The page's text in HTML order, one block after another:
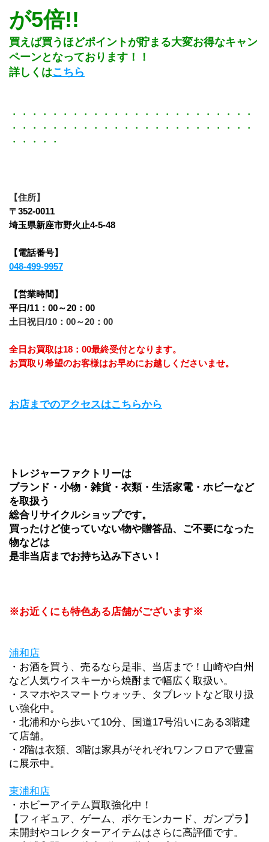
が5倍!!
買えば買うほどポイントが貯まる大変お得なキャン
ペーンとなっております！！
詳しくはこちら
・・・・・・・・・・・・・・・・・・・・・・・・
・・・・・・・・・・・・・・・・・・・・・・・・
・・・・・
【住所】
〒352-0011
埼玉県新座市野火止4-5-48
【電話番号】
048-499-9957
【営業時間】
平日/11：00～20：00
土日祝日/10：00～20：00
全日お買取は18：00最終受付となります。
お買取り希望のお客様はお早めにお越しくださいませ。
お店までのアクセスはこちらから
トレジャーファクトリーは
ブランド・小物・雑貨・衣類・生活家電・ホビーなど
を取扱う
総合リサイクルショップです。
買ったけど使っていない物や贈答品、ご不要になった
物などは
是非当店までお持ち込み下さい！
※お近くにも特色ある店舗がございます※
浦和店
・お酒を買う、売るなら是非、当店まで！山崎や白州
など人気ウイスキーから焼酎まで幅広く取扱い。
・スマホやスマートウォッチ、タブレットなど取り扱
い強化中。
・北浦和から歩いて10分、国道17号沿いにある3階建
て店舗。
・2階は衣類、3階は家具がそれぞれワンフロアで豊富
に展示中。
東浦和店
・ホビーアイテム買取強化中！
【フィギュア、ゲーム、ポケモンカード、ガンプラ】
未開封やコレクターアイテムはさらに高評価です。